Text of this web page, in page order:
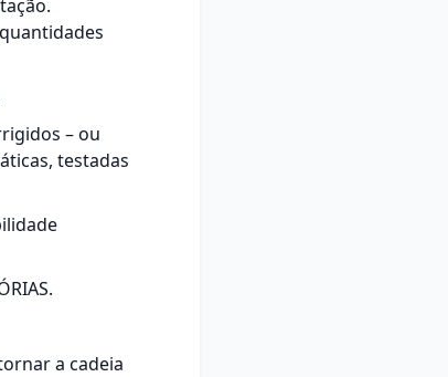
– ou
testadas
a cadeia